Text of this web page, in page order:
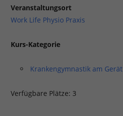
Veranstaltungsort
Work Life Physio Praxis
Kurs-Kategorie
Krankengymnastik am Gerät
Verfügbare Plätze: 3